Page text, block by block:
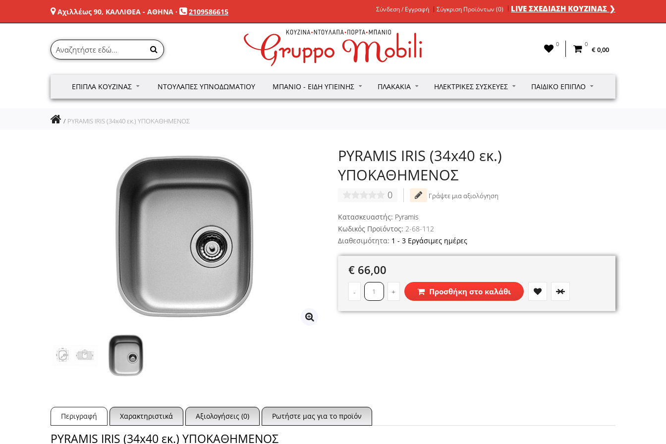
Αχιλλέως 90, ΚΑΛΛΙΘΕΑ - ΑΘΗΝΑ · 2109586615 Σύνδεση / Εγγραφή Σύγκριση Προϊόντων (0) LIVE ΣΧΕΔΙΑΣΗ ΚΟΥΖΙΝΑΣ ❯
0 0
€ 0,00
ΈΠΙΠΛΑ ΚΟΥΖΊΝΑΣ ΝΤΟΥΛΆΠΕΣ ΥΠΝΟΔΩΜΑΤΊΟΥ ΜΠΆΝΙΟ - ΕΊΔΗ ΥΓΙΕΙΝΉΣ ΠΛΑΚΆΚΙΑ ΗΛΕΚΤΡΙΚΈΣ ΣΥΣΚΕΥΈΣ ΠΑΙΔΙΚΌ ΈΠΙΠΛΟ
PYRAMIS IRIS (34x40 εκ.) ΥΠΟΚΑΘΗΜΕΝΟΣ
PYRAMIS IRIS (34x40 εκ.)
ΥΠΟΚΑΘΗΜΕΝΟΣ
0 Γράψτε μια αξιολόγηση
Κατασκευαστής: Pyramis
Κωδικός Προϊόντος: 2-68-112
Διαθεσιμότητα: 1 - 3 Εργάσιμες ημέρες
€ 66,00
- + Προσθήκη στο καλάθι
Περιγραφή Χαρακτηριστικά Αξιολογήσεις (0) Ρωτήστε μας για το προϊόν
PYRAMIS IRIS (34x40 εκ.) ΥΠΟΚΑΘΗΜΕΝΟΣ